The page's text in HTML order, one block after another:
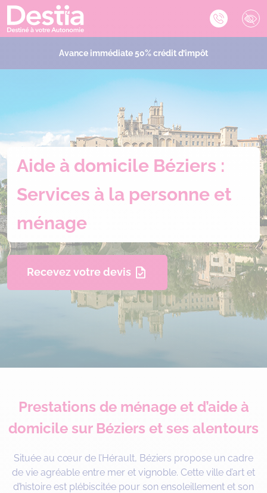
Avance immédiate 50% crédit d’impôt
Aide à domicile Béziers :
Services à la personne et
ménage
Recevez votre devis
Prestations de ménage et d’aide à
domicile sur Béziers et ses alentours
Située au cœur de l’Hérault, Béziers propose un cadre
de vie agréable entre mer et vignoble. Cette ville d’art et
d’histoire est plébiscitée pour son ensoleillement et son